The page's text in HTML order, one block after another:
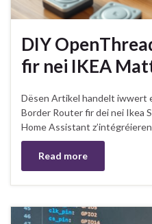
DIY
fir nei IKEA
Dësen Artikel handelt iwwert
Border Router fir dei nei Ikea
Home Assistant
Read more